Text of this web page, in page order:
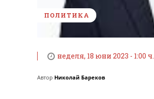
ПОЛИТИКА
неделя, 18 юни 2023 - 1:00 ч.
Автор Николай Бареков